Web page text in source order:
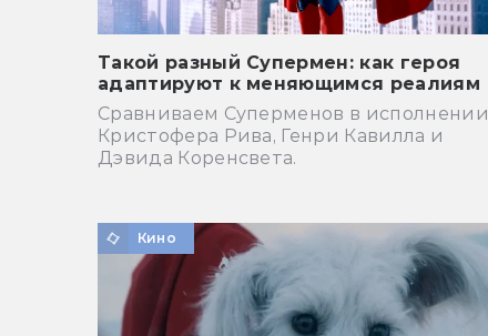
Такой разный Супермен: как героя
адаптируют к меняющимся реалиям
Сравниваем Суперменов в исполнении
Кристофера Рива, Генри Кавилла и
Дэвида Коренсвета.
Кино